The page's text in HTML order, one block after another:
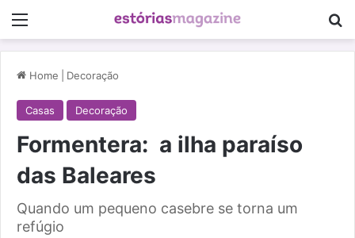
Menu
Home Decoração
Casas Decoração
Formentera: a ilha paraíso
das Baleares
Quando um pequeno casebre se torna um
refúgio